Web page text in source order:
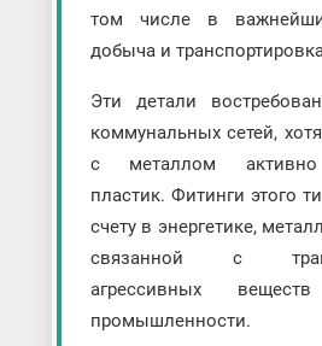
том числе в
добыча и
Эти детали
коммунальных сетей,
с металлом активно
пластик. Фитинги этого
счету в энергетике,
связанной с
агрессивных
промышленности.